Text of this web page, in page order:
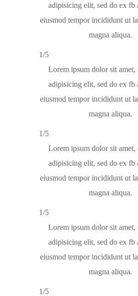
adipisicing elit, sed do ex fb
eiusmod tempor incididunt ut
magna aliqua.
1/5
Lorem ipsum dolor sit amet,
adipisicing elit, sed do ex fb
eiusmod tempor incididunt ut
magna aliqua.
1/5
Lorem ipsum dolor sit amet,
adipisicing elit, sed do ex fb
eiusmod tempor incididunt ut
magna aliqua.
1/5
Lorem ipsum dolor sit amet,
adipisicing elit, sed do ex fb
eiusmod tempor incididunt ut
magna aliqua.
1/5